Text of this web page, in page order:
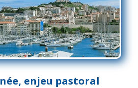
enjeu pastoral